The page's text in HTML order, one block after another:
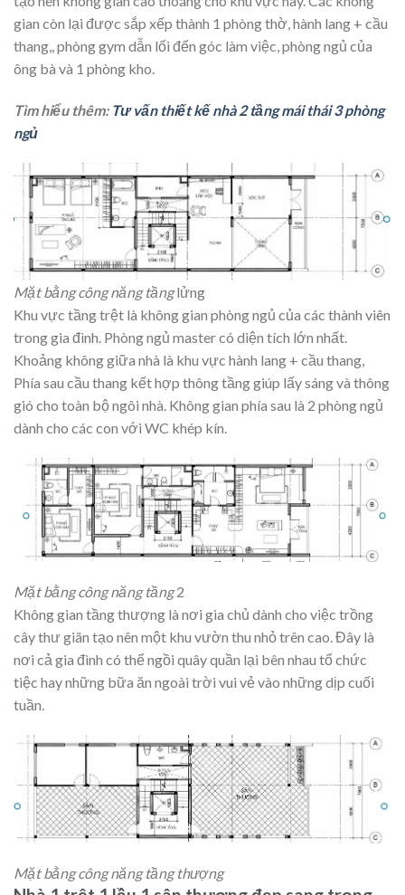
gian còn lại được sắp xếp thành 1 phòng thờ, hành lang + cầu
thang,, phòng gym dẫn lối đến góc làm việc, phòng ngủ của
ông bà và 1 phòng kho.
Tìm hiểu thêm: Tư vấn thiết kế nhà 2 tầng mái thái 3 phòng
ngủ
Mặt bằng công năng tầnglửng
Khu vực tầng trệt là không gian phòng ngủ của các thành viên
trong gia đình. Phòng ngủ master có diện tích lớn nhất.
Khoảng không giữa nhà là khu vực hành lang + cầu thang,
Phía sau cầu thang kết hợp thông tầng giúp lấy sáng và thông
gió cho toàn bộ ngôi nhà. Không gian phía sau là 2 phòng ngủ
dành cho các con với WC khép kín.
Mặt bằng công năng tầng2
Không gian tầng thượng là nơi gia chủ dành cho việc trồng
cây thư giãn tạo nên một khu vườn thu nhỏ trên cao. Đây là
nơi cả gia đình có thể ngồi quây quần lại bên nhau tổ chức
tiệc hay những bữa ăn ngoài trời vui vẻ vào những dịp cuối
tuần.
Mặt bằng công năng tầng thượng